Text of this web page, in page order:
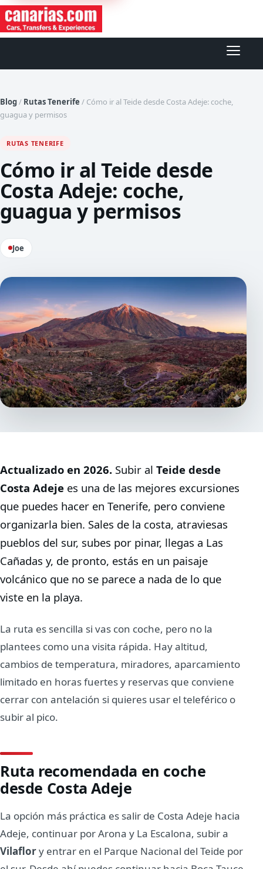
Abrir
Blog/ Rutas Tenerife / Cómo ir al Teide desde Costa Adeje: coche,
guagua y permisos
RUTAS TENERIFE
Cómo ir al Teide desde
Costa Adeje: coche,
guagua y permisos
Joe
Actualizado en 2026. Subir al Teide desde
Costa Adeje es una de las mejores excursiones
que puedes hacer en Tenerife, pero conviene
organizarla bien. Sales de la costa, atraviesas
pueblos del sur, subes por pinar, llegas a Las
Cañadas y, de pronto, estás en un paisaje
volcánico que no se parece a nada de lo que
viste en la playa.
La ruta es sencilla si vas con coche, pero no la
plantees como una visita rápida. Hay altitud,
cambios de temperatura, miradores, aparcamiento
limitado en horas fuertes y reservas que conviene
cerrar con antelación si quieres usar el teleférico o
subir al pico.
Ruta recomendada en coche
desde Costa Adeje
La opción más práctica es salir de Costa Adeje hacia
Adeje, continuar por Arona y La Escalona, subir a
Vilaflory entrar en el Parque Nacional del Teide por